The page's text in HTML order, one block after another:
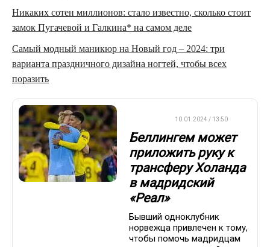
Никаких сотен миллионов: стало известно, сколько стоит
замок Пугачевой и Галкина* на самом деле
Самый модный маникюр на Новый год – 2024: три
варианта праздничного дизайна ногтей, чтобы всех
поразить
10.01.2024 / 13:50
Беллингем может
приложить руку к
трансферу Холанда
в мадридский
«Реал»
Бывший одноклубник
норвежца привлечен к тому,
чтобы помочь мадридцам